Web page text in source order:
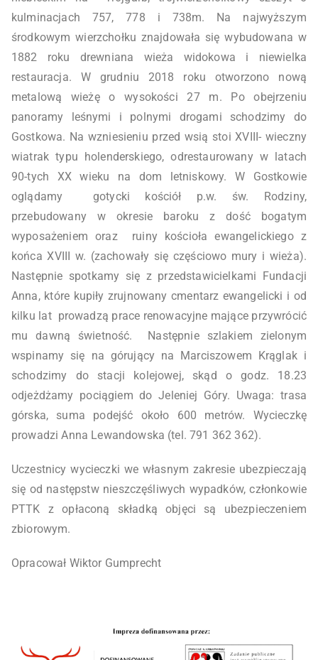
kulminacjach 757, 778 i 738m. Na najwyższym
środkowym wierzchołku znajdowała się wybudowana w
1882 roku drewniana wieża widokowa i niewielka
restauracja. W grudniu 2018 roku otworzono nową
metalową wieżę o wysokości 27 m. Po obejrzeniu
panoramy leśnymi i polnymi drogami schodzimy do
Gostkowa. Na wzniesieniu przed wsią stoi XVIII- wieczny
wiatrak typu holenderskiego, odrestaurowany w latach
90-tych XX wieku na dom letniskowy. W Gostkowie
oglądamy gotycki kościół p.w. św. Rodziny,
przebudowany w okresie baroku z dość bogatym
wyposażeniem oraz ruiny kościoła ewangelickiego z
końca XVIII w. (zachowały się częściowo mury i wieża).
Następnie spotkamy się z przedstawicielkami Fundacji
Anna, które kupiły zrujnowany cmentarz ewangelicki i od
kilku lat prowadzą prace renowacyjne mające przywrócić
mu dawną świetność. Następnie szlakiem zielonym
wspinamy się na górujący na Marciszowem Krąglak i
schodzimy do stacji kolejowej, skąd o godz. 18.23
odjeżdżamy pociągiem do Jeleniej Góry. Uwaga: trasa
górska, suma podejść około 600 metrów. Wycieczkę
prowadzi Anna Lewandowska (tel. 791 362 362).
Uczestnicy wycieczki we własnym zakresie ubezpieczają
się od następstw nieszczęśliwych wypadków, członkowie
PTTK z opłaconą składką objęci są ubezpieczeniem
zbiorowym.
Opracował Wiktor Gumprecht